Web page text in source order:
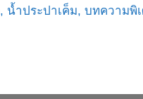
น้ำประปาเค็ม, บทความพิ